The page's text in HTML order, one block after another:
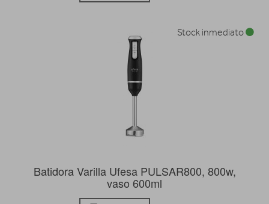
Batidora Varilla Ufesa PULSAR800, 800w,
vaso 600ml
Stock inmediato